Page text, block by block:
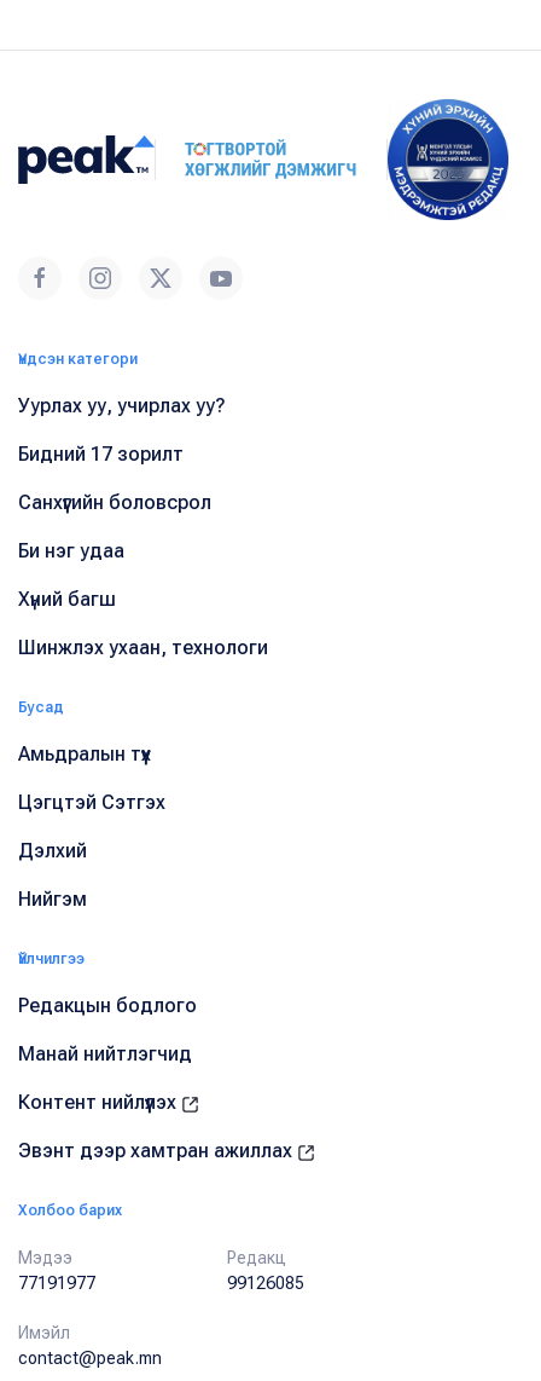
Үндсэн категори
Уурлах уу, учирлах уу?
Бидний 17 зорилт
Санхүүгийн боловсрол
Би нэг удаа
Хүний багш
Шинжлэх ухаан, технологи
Бусад
Амьдралын түүх
Цэгцтэй Сэтгэх
Дэлхий
Нийгэм
Үйлчилгээ
Редакцын бодлого
Манай нийтлэгчид
Контент нийлүүлэх
Эвэнт дээр хамтран ажиллах
Холбоо барих
Мэдээ
77191977
Редакц
99126085
Имэйл
contact@peak.mn